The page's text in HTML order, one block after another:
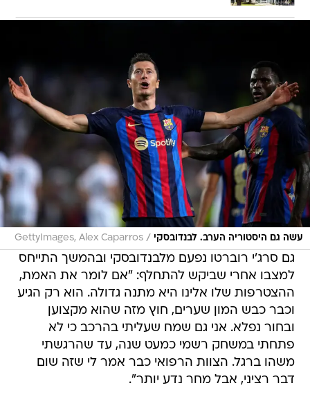
עשה גם היסטוריה הערב. לבנדובסקי /
GettyImages, Alex Caparros
גם סרג'י רוברטו נפעם מלבנדובסקי ובהמשך התייחס
למצבו אחרי שביקש להתחלף: "אם לומר את האמת,
ההצטרפות שלו אלינו היא מתנה גדולה. הוא רק הגיע
וכבר כבש המון שערים, חוץ מזה שהוא מקצוען
ובחור נפלא. אני גם שמח שעליתי בהרכב כי לא
פתחתי במשחק רשמי כמעט שנה, עד שהרגשתי
משהו ברגל. הצוות הרפואי כבר אמר לי שזה שום
דבר רציני, אבל מחר נדע יותר".